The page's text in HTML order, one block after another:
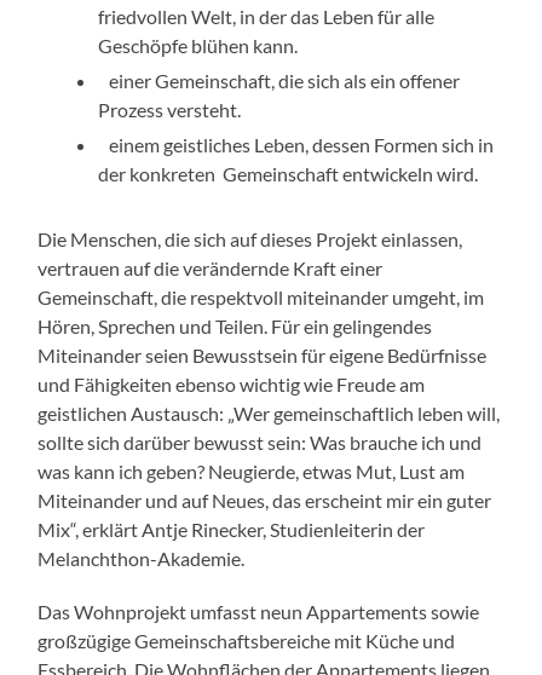
friedvollen Welt, in der das Leben für alle
Geschöpfe blühen kann.
einer Gemeinschaft, die sich als ein offener
Prozess versteht.
einem geistliches Leben, dessen Formen sich in
der konkreten Gemeinschaft entwickeln wird.
Die Menschen, die sich auf dieses Projekt einlassen,
vertrauen auf die verändernde Kraft einer
Gemeinschaft, die respektvoll miteinander umgeht, im
Hören, Sprechen und Teilen. Für ein gelingendes
Miteinander seien Bewusstsein für eigene Bedürfnisse
und Fähigkeiten ebenso wichtig wie Freude am
geistlichen Austausch: „Wer gemeinschaftlich leben will,
sollte sich darüber bewusst sein: Was brauche ich und
was kann ich geben? Neugierde, etwas Mut, Lust am
Miteinander und auf Neues, das erscheint mir ein guter
Mix“, erklärt Antje Rinecker, Studienleiterin der
Melanchthon-Akademie.
Das Wohnprojekt umfasst neun Appartements sowie
großzügige Gemeinschaftsbereiche mit Küche und
Essbereich. Die Wohnflächen der Appartements liegen